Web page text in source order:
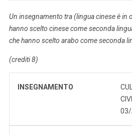
Un insegnamento tra (lingua cinese è in
hanno scelto cinese come seconda
che hanno scelto arabo come seconda
(crediti 8)
INSEGNAMENTO